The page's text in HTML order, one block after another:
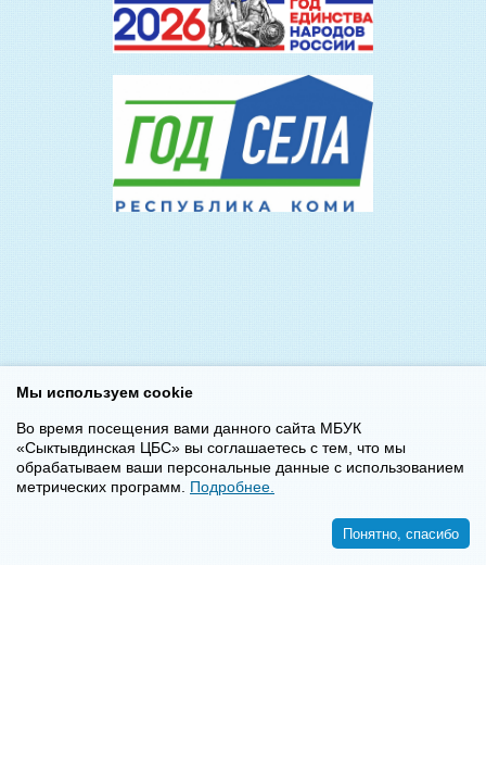
Мы используем cookie
Во время посещения вами данного сайта МБУК
«Сыктывдинская ЦБС» вы соглашаетесь с тем, что мы
обрабатываем ваши персональные данные с использованием
метрических программ. Подробнее.
Понятно, спасибо